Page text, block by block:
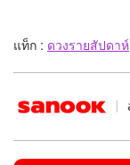
แท็ก : ดวงรายสัปดาห์